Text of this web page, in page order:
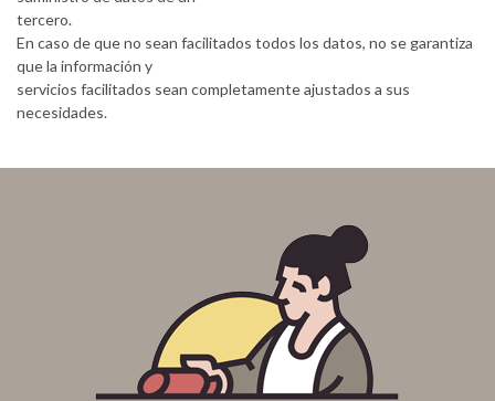
tercero.
En caso de que no sean facilitados todos los datos, no se garantiza
que la información y
servicios facilitados sean completamente ajustados a sus
necesidades.